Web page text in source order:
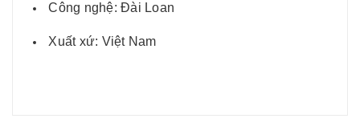
Công nghệ: Đài Loan
Xuất xứ: Việt Nam